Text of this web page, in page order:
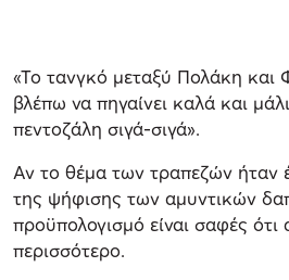
«Το τανγκό μεταξύ Πολάκη και
βλέπω να πηγαίνει καλά και
πεντοζάλη σιγά-σιγά».
Αν το θέμα των τραπεζών ήταν
της ψήφισης των αμυντικών
προϋπολογισμό είναι σαφές ότι
περισσότερο.